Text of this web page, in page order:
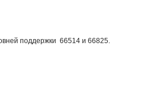
поддержки 66514 и 66825.